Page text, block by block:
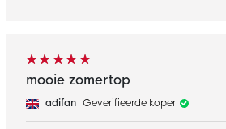
mooie zomertop
adifan Geverifieerde koper